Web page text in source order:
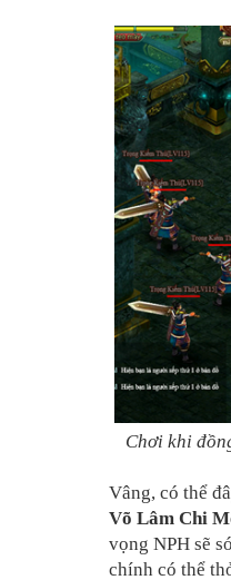
Chơi khi
Vâng, có thể
Võ Lâm Chi
vọng NPH sẽ
chính có thể